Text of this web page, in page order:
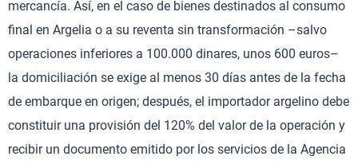
mercancía. Así, en el caso de bienes destinados al consumo
final en Argelia o a su reventa sin transformación –salvo
operaciones inferiores a 100.000 dinares, unos 600 euros–
la domiciliación se exige al menos 30 días antes de la fecha
de embarque en origen; después, el importador argelino debe
constituir una provisión del 120% del valor de la operación y
recibir un documento emitido por los servicios de la Agencia